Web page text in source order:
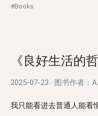
#Books
《良好生活的
2025-07-23 · 图书作者：
我只能看进去普通人能看